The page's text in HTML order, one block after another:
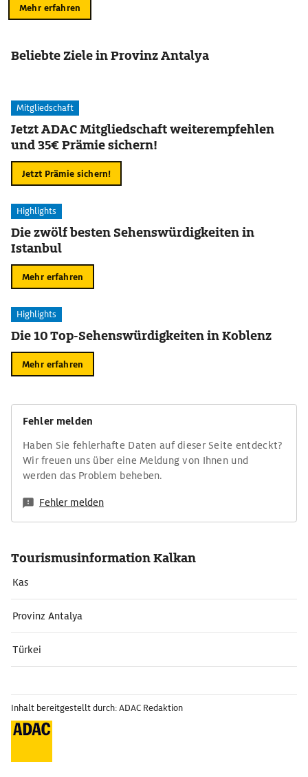
Mehr erfahren
Beliebte Ziele in Provinz Antalya
Mitgliedschaft
Jetzt ADAC Mitgliedschaft weiterempfehlen
und 35€ Prämie sichern!
Jetzt Prämie sichern!
Highlights
Die zwölf besten Sehenswürdigkeiten in
Istanbul
Mehr erfahren
Highlights
Die 10 Top-Sehenswürdigkeiten in Koblenz
Mehr erfahren
Fehler melden
Haben Sie fehlerhafte Daten auf dieser Seite entdeckt?
Wir freuen uns über eine Meldung von Ihnen und
werden das Problem beheben.
Fehler melden
Tourismusinformation Kalkan
Kas
Provinz Antalya
Türkei
Inhalt bereitgestellt durch: ADAC Redaktion